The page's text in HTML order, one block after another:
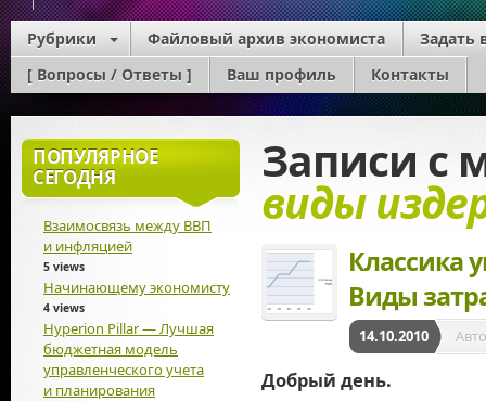
Рубрики Файловый архив экономиста
Задать
[ Вопросы / Ответы ]
Ваш профиль Контакты
Записи с
виды
Классика
Виды
14.10.2010
Добрый день.
ПОПУЛЯРНОЕ
СЕГОДНЯ
Взаимосвязь между ВВП
и инфляцией
5 views
Начинающему экономисту
4 views
Hyperion Pillar — Лучшая
бюджетная модель
управленческого учета
и планирования